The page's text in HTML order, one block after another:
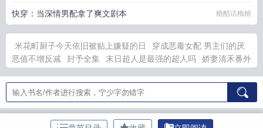
快穿：当深情男配拿了爽文剧本 糖醋话梅糖
米花町厨子今天依旧被贴上嫌疑的日
穿成恶毒女配 男主们的厌
恶值不增反减
封予全集 末日超人是最强的超人吗
娇妻清禾番外
是魔修不是良心笔趣阁最新章节更
我是魔修不是良心资本家顶点
我是魔修不是良心无弹窗免费阅读
四合院双修增
强体质力量的有哪
胡雪岩经商核心理念 白小莲真实身份
山雀
双休王之四合院 胡雪岩经商之道解析 女主白小莲